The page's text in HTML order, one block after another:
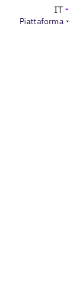
Piattaforma
IT